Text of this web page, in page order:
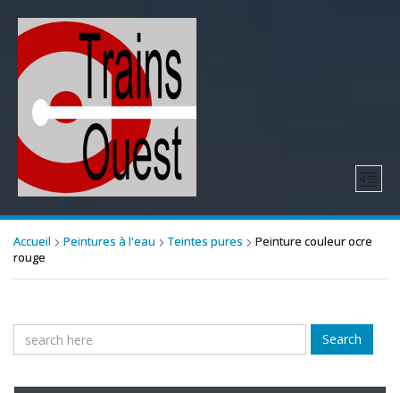
Accueil Peintures à l'eau Teintes pures
Peinture couleur ocre
rouge
Search